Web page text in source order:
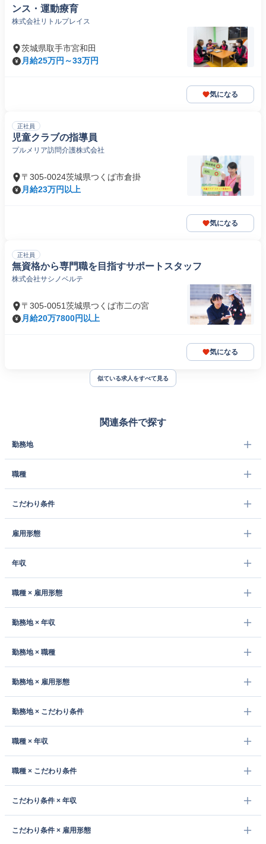
ンス・運動療育
株式会社リトルプレイス
茨城県取手市宮和田
月給25万円～33万円
気になる
正社員
児童クラブの指導員
プルメリア訪問介護株式会社
〒305-0024茨城県つくば市倉掛
月給23万円以上
気になる
正社員
無資格から専門職を目指すサポートスタッフ
株式会社サシノベルテ
〒305-0051茨城県つくば市二の宮
月給20万7800円以上
気になる
似ている求人をすべて見る
関連条件で探す
勤務地
職種
こだわり条件
雇用形態
年収
職種 × 雇用形態
勤務地 × 年収
勤務地 × 職種
勤務地 × 雇用形態
勤務地 × こだわり条件
職種 × 年収
職種 × こだわり条件
こだわり条件 × 年収
こだわり条件 × 雇用形態